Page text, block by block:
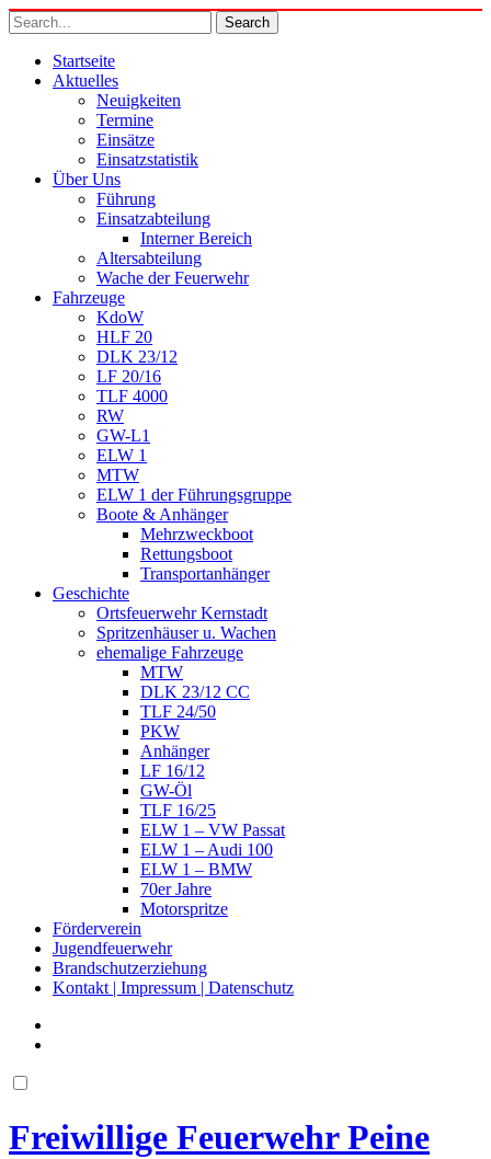
Startseite
Aktuelles
Neuigkeiten
Termine
Einsätze
Einsatzstatistik
Über Uns
Führung
Einsatzabteilung
Interner Bereich
Altersabteilung
Wache der Feuerwehr
Fahrzeuge
KdoW
HLF 20
DLK 23/12
LF 20/16
TLF 4000
RW
GW-L1
ELW 1
MTW
ELW 1 der Führungsgruppe
Boote & Anhänger
Mehrzweckboot
Rettungsboot
Transportanhänger
Geschichte
Ortsfeuerwehr Kernstadt
Spritzenhäuser u. Wachen
ehemalige Fahrzeuge
MTW
DLK 23/12 CC
TLF 24/50
PKW
Anhänger
LF 16/12
GW-Öl
TLF 16/25
ELW 1 – VW Passat
ELW 1 – Audi 100
ELW 1 – BMW
70er Jahre
Motorspritze
Förderverein
Jugendfeuerwehr
Brandschutzerziehung
Kontakt | Impressum | Datenschutz
Freiwillige Feuerwehr Peine